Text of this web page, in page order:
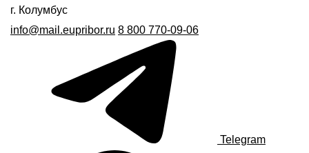
г. Колумбус
info@mail.eupribor.ru 8 800 770-09-06
Telegram